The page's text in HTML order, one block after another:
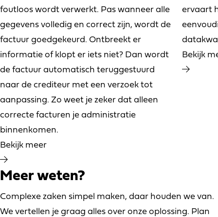
foutloos wordt verwerkt. Pas wanneer alle
gegevens volledig en correct zijn, wordt de
factuur goedgekeurd. Ontbreekt er
informatie of klopt er iets niet? Dan wordt
de factuur automatisch teruggestuurd
naar de crediteur met een verzoek tot
aanpassing. Zo weet je zeker dat alleen
correcte facturen je administratie
binnenkomen.
Bekijk meer
ervaart
Bekijk
Meer weten?
Complexe zaken simpel maken, daar houden we van.
We vertellen je graag alles over onze oplossing. Plan